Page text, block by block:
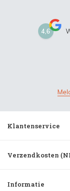
4,6
Klantenservice
Verzendkosten
Informatie